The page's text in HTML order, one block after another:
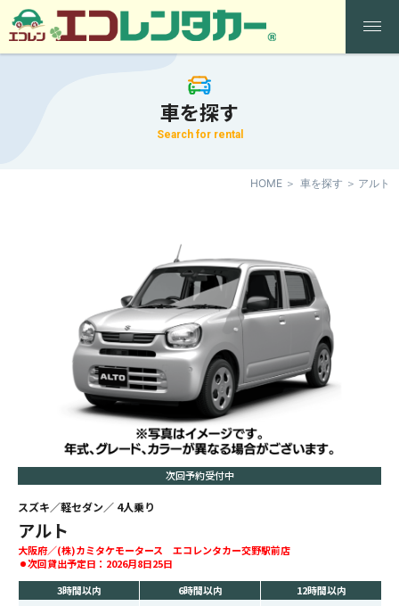
車を探す
Search for rental
HOME 車を探す アルト
次回予約受付中
スズキ 軽セダン 4人乗り
アルト
大阪府
(株)カミタケモータース エコレンタカー交野駅前店
次回貸出予定日： 2026月8日25日
3時間以内 6時間以内 12時間以内